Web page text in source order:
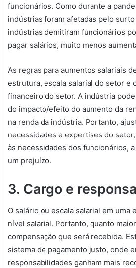
funcionários. Como durante a
indústrias foram afetadas pelo surto
indústrias demitiram funcionários
pagar salários, muito menos
As regras para aumentos salariais
estrutura, escala salarial do setor e
financeiro do setor. A indústria
do impacto/efeito do aumento da
na renda da indústria. Portanto,
necessidades e expertises do
às necessidades dos funcionários,
um prejuízo.
3. Cargo e
O salário ou escala salarial em uma
nível salarial. Portanto, quanto
compensação que será recebida.
sistema de pagamento justo, onde
responsabilidades ganham mais